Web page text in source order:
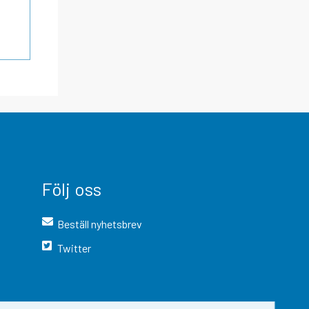
Följ oss
Beställ nyhetsbrev
Twitter